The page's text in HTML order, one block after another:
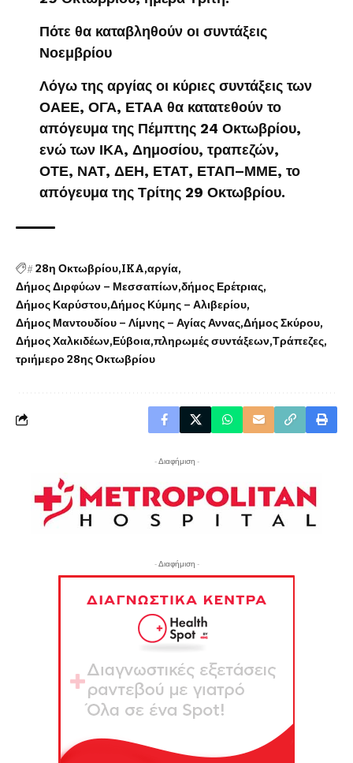
Πότε θα καταβληθούν οι συντάξεις
Νοεμβρίου
Λόγω της αργίας οι κύριες συντάξεις των
ΟΑΕΕ, ΟΓΑ, ΕΤΑΑ θα κατατεθούν το
απόγευμα της Πέμπτης 24 Οκτωβρίου,
ενώ των ΙΚΑ, Δημοσίου, τραπεζών,
ΟΤΕ, ΝΑΤ, ΔΕΗ, ΕΤΑΤ, ΕΤΑΠ–ΜΜΕ, το
απόγευμα της Τρίτης 29 Οκτωβρίου.
#28η Οκτωβρίου IKA αργία
Δήμος Διρφύων – Μεσσαπίων δήμος Ερέτριας
Δήμος Καρύστου Δήμος Κύμης – Αλιβερίου
Δήμος Μαντουδίου – Λίμνης – Αγίας Αννας Δήμος Σκύρου
Δήμος Χαλκιδέων Εύβοια πληρωμές συντάξεων Τράπεζες
τριήμερο 28ης Οκτωβρίου
- Διαφήμιση -
- Διαφήμιση -